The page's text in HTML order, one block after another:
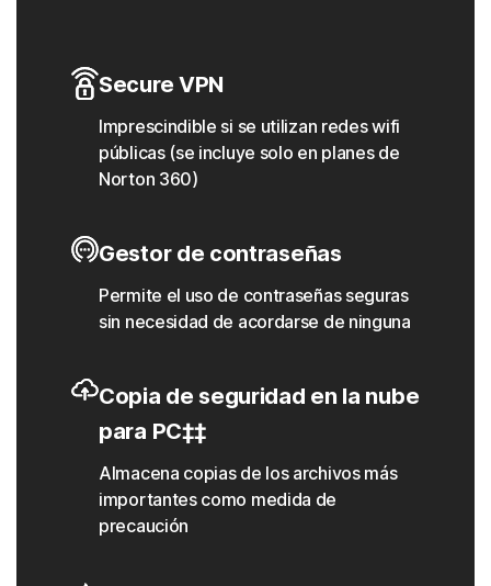
Secure VPN
Imprescindible si se utilizan redes wifi
públicas (se incluye solo en planes de
Norton 360)
Gestor de contraseñas
Permite el uso de contraseñas seguras
sin necesidad de acordarse de ninguna
Copia de seguridad en la nube
para PC‡‡
Almacena copias de los archivos más
importantes como medida de
precaución